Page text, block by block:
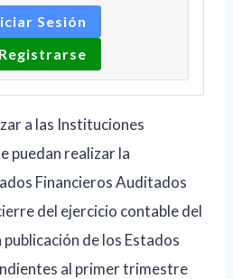
Sesión
Registrarse
a las Instituciones
puedan realizar la
Financieros Auditados
del ejercicio contable del
de los Estados
al primer trimestre